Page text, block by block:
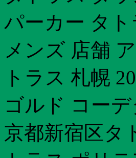
パーカー タ
メンズ 店舗
トラス 札幌
ゴルド コー
京都新宿区タ